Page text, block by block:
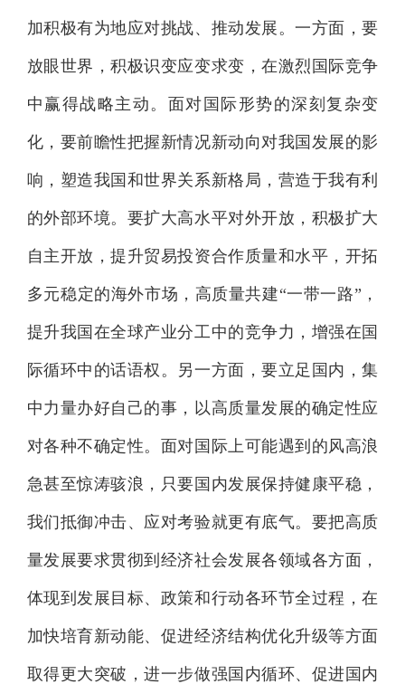
加积极有为地应对挑战、推动发展。一方面，要
放眼世界，积极识变应变求变，在激烈国际竞争
中赢得战略主动。面对国际形势的深刻复杂变
化，要前瞻性把握新情况新动向对我国发展的影
响，塑造我国和世界关系新格局，营造于我有利
的外部环境。要扩大高水平对外开放，积极扩大
自主开放，提升贸易投资合作质量和水平，开拓
多元稳定的海外市场，高质量共建“一带一路”，
提升我国在全球产业分工中的竞争力，增强在国
际循环中的话语权。另一方面，要立足国内，集
中力量办好自己的事，以高质量发展的确定性应
对各种不确定性。面对国际上可能遇到的风高浪
急甚至惊涛骇浪，只要国内发展保持健康平稳，
我们抵御冲击、应对考验就更有底气。要把高质
量发展要求贯彻到经济社会发展各领域各方面，
体现到发展目标、政策和行动各环节全过程，在
加快培育新动能、促进经济结构优化升级等方面
取得更大突破，进一步做强国内循环、促进国内